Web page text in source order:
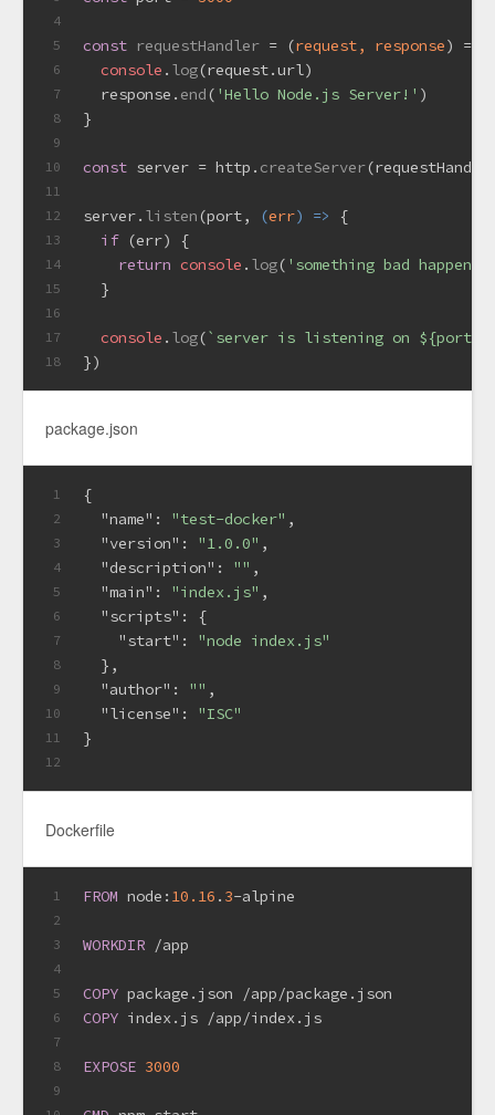
4
5
6
7
8
9
10
11
12
13
14
15
16
17
18
const requestHandler = (request, response) =>
console . log(request.url)
  response.
end ( 'Hello Node.js Server!' )
}
const server = http. createServer
server. listen (port, (err) =>
{
if (err) {
return console . log( 'something bad
  }
console . log(`server is listening on ${port}
})
package.json
1
2
3
4
5
6
7
8
9
10
11
12
{
"name" : "test-docker" ,
"version" : "1.0.0" ,
"description" : "" ,
"main" : "index.js" ,
"scripts" :
{
"start" :
"node index.js"
} ,
"author" : "" ,
"license" :
"ISC"
}
Dockerfile
1
2
3
4
5
6
7
8
9
FROM node: 10.16 . 3-alpine
WORKDIR /app
COPY package.json /app/package.json
COPY index.js /app/index.js
EXPOSE 3000